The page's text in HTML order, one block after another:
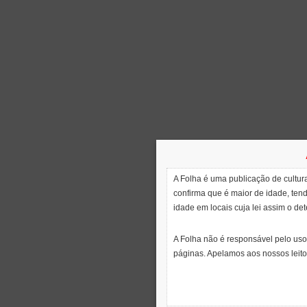
A Folha é uma publicação de
confirma que é maior de idade,
idade em locais cuja lei assim o
A Folha não é responsável pelo
páginas. Apelamos aos nossos